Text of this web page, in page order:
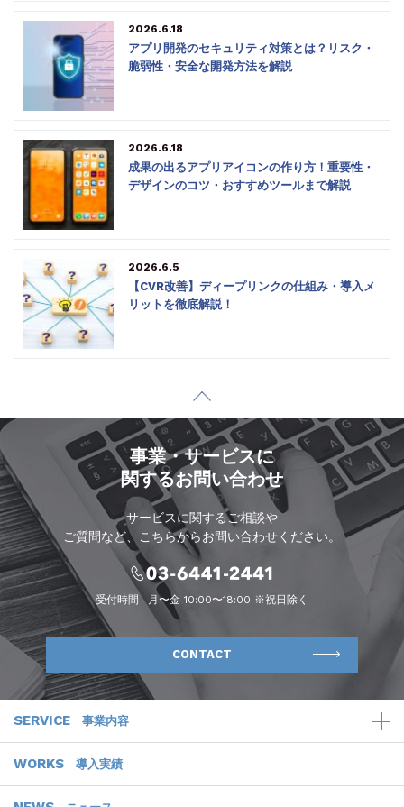
2026.6.18
アプリ開発のセキュリティ対策とは？リスク・
脆弱性・安全な開発方法を解説
2026.6.18
成果の出るアプリアイコンの作り方！重要性・
デザインのコツ・おすすめツールまで解説
2026.6.5
【CVR改善】ディープリンクの仕組み・導入メ
リットを徹底解説！
事業・サービスに
関するお問い合わせ
サービスに関するご相談や
ご質問など、こちらからお問い合わせください。
受付時間 月〜金 10:00〜18:00 ※祝日除く
CONTACT
SERVICE 事業内容
WORKS 導入実績